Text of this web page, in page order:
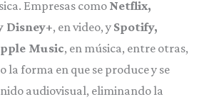
Empresas como Netflix,
Disney+, en video, y Spotify,
Music, en música, entre otras,
forma en que se produce y se
audiovisual, eliminando la